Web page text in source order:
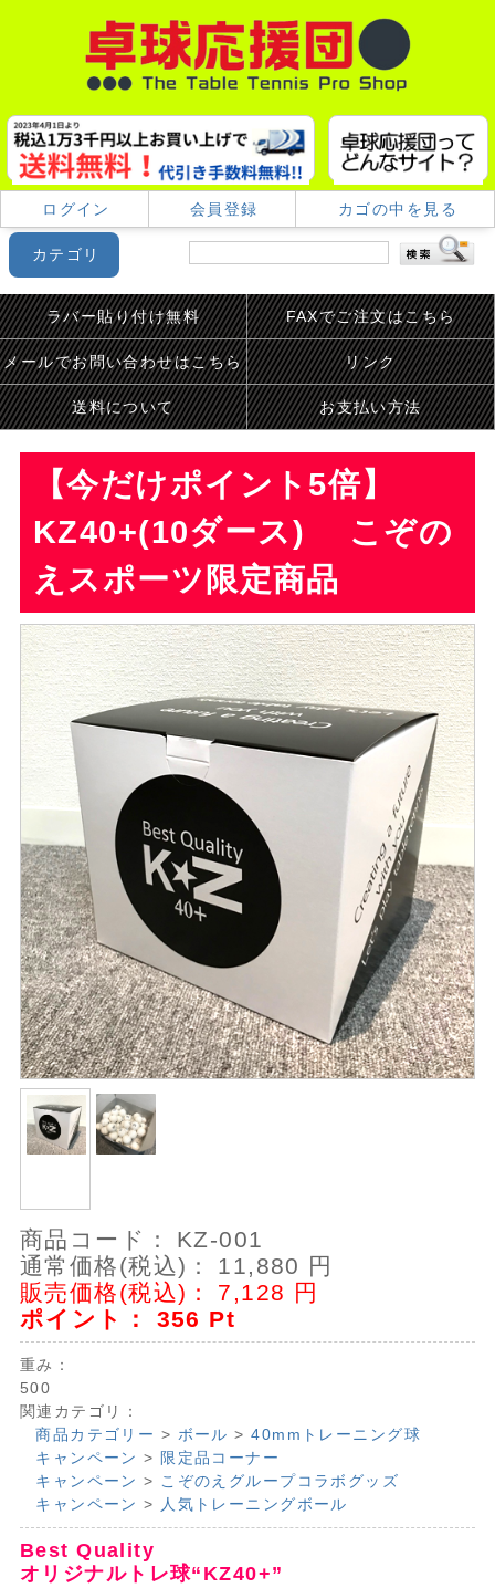
ログイン 会員登録 カゴの中を見る
ラバー貼り付け無料 FAXでご注文はこちら
メールでお問い合わせはこちら リンク
送料について お支払い方法
【今だけポイント5倍】
KZ40+(10ダース) こぞの
えスポーツ限定商品
商品コード：
KZ-001
通常価格(税込)：
11,880 円
販売価格(税込)：
7,128 円
ポイント： 356 Pt
重み：
500
関連カテゴリ：
商品カテゴリー > ボール >40mmトレーニング球
キャンペーン > 限定品コーナー
キャンペーン > こぞのえグループコラボグッズ
キャンペーン > 人気トレーニングボール
Best Quality
オリジナルトレ球“KZ40+”
カテゴリ